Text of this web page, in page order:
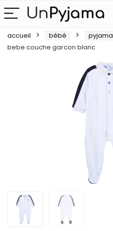
accueil bébé pyjama
bebe couche garcon blanc